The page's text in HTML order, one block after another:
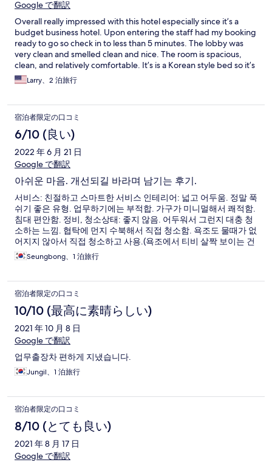
Google で翻訳
Overall really impressed with this hotel especially since it’s a
budget business hotel. Upon entering the staff had my booking
ready to go so check in to less than 5 minutes. The lobby was
very clean and smelled clean and nice. The room is spacious,
clean, and relatively comfortable. It’s is a Korean style bed so it’s
a bit on the firm side. The bathroom was very large with a
western sized and deep garden tub for soaking. The only cons
limited till about 1.5 km away but still walkable and it can be
difficult for taxis to find. Next time I’m in Suwon though I will
likely book here again.
Larry、2 泊旅行
宿泊者限定の口コミ
6/10 (良い)
2022 年 6 月 21 日
Google で翻訳
아쉬운 마음. 개선되길 바라며 남기는 후기.
서비스: 친절하고 스마트한 서비스 인테리어: 넓고 어두움. 정말 푹
쉬기 좋은 유형. 업무하기에는 부적합. 가구가 미니멀해서 쾌적함.
침대 편안함. 정비, 청소상태: 좋지 않음. 어두워서 그런지 대충 청
소하는 느낌. 협탁에 먼지 수북해서 직접 청소함. 욕조도 물때가 없
어지지 않아서 직접 청소하고 사용.(욕조에서 티비 살짝 보이는 건
좋습니다) 세면대에서 누수. 세면대 밑 배수구 마개 고장 등 수도관
련 설비 관리 측면에서 다소 아쉬움.(76호입니다. 수리하시길) 위
애매한 만큼 주변 소음 없이 조용합니다.
Seungbong、1 泊旅行
宿泊者限定の口コミ
10/10 (最高に素晴らしい)
2021 年 10 月 8 日
Google で翻訳
업무출장차 편하게 지냈습니다.
Jungil、1 泊旅行
宿泊者限定の口コミ
8/10 (とても良い)
2021 年 8 月 17 日
Google で翻訳